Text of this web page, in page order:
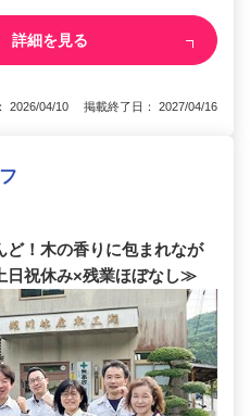
詳細を見る
2026/04/10 掲載終了日： 2027/04/16
ど！木の香りに包まれなが
日祝休み×残業ほぼなし≫